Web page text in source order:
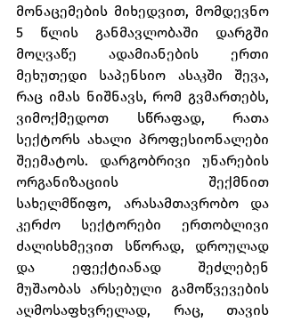
მონაცემების მიხედვით, მომდევნო
5 წლის განმავლობაში დარგში
მოღვაწე ადამიანების ერთი
მეხუთედი საპენსიო ასაკში შევა,
რაც იმას ნიშნავს, რომ გვმართებს,
ვიმოქმედოთ სწრაფად, რათა
სექტორს ახალი პროფესიონალები
შეემატოს. დარგობრივი უნარების
ორგანიზაციის შექმნით
სახელმწიფო, არასამთავრობო და
კერძო სექტორები ერთობლივი
ძალისხმევით სწორად, დროულად
და ეფექტიანად შეძლებენ
მუშაობას არსებული გამოწვევების
აღმოსაფხვრელად, რაც, თავის